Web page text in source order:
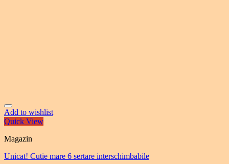
Add to wishlist
Quick View
Magazin
Unicat! Cutie mare 6 sertare interschimbabile